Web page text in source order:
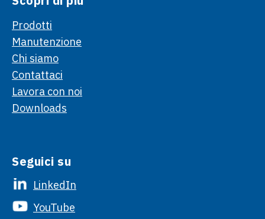
Prodotti
Manutenzione
Chi siamo
Contattaci
Lavora con noi
Downloads
Seguici su
LinkedIn
YouTube